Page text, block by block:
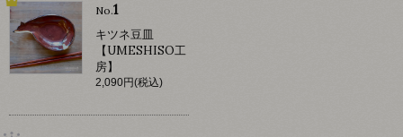
No.1
キツネ豆皿
【UMESHISO工
房】
2,090円(税込)